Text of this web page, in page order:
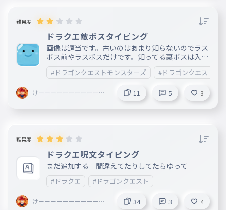
難易度
ドラクエ敵ボスタイピング
画像は適当です。古いのはあまり知らないのでラス
ボス前やラスボスだけです。知ってる裏ボスは入れ
ます。 ドラ
クエ９の宝のボスの知ってるやつだけです。
#ドラゴンクエストモンスターズ #ドラゴンクエスト
けーーーーーーーーーーー
11 5 3
難易度
ドラクエ呪文タイピング
まだ追加する 間違えてたりしてたらゆって
#ドラクエ #ドラゴンクエスト
けーーーーーーーーーーー
34 3 4